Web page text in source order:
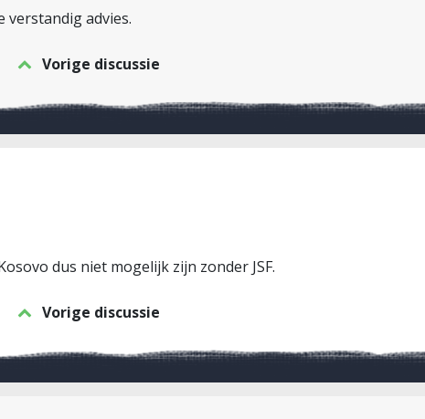
verstandig advies.
Vorige discussie
dus niet mogelijk zijn zonder JSF.
Vorige discussie